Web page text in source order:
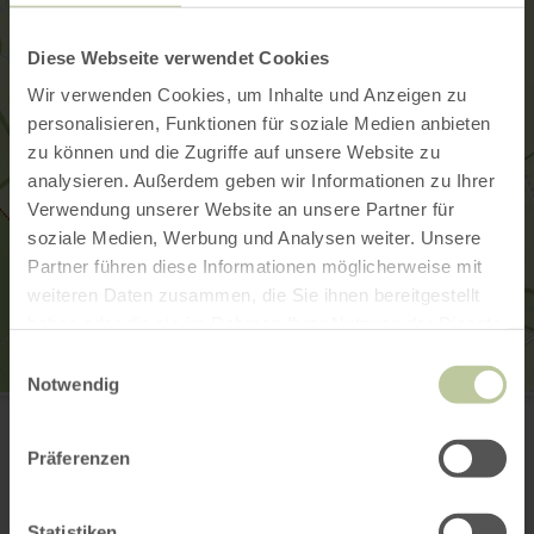
Diese Webseite verwendet Cookies
Wir verwenden Cookies, um Inhalte und Anzeigen zu
personalisieren, Funktionen für soziale Medien anbieten
zu können und die Zugriffe auf unsere Website zu
analysieren. Außerdem geben wir Informationen zu Ihrer
Verwendung unserer Website an unsere Partner für
soziale Medien, Werbung und Analysen weiter. Unsere
Partner führen diese Informationen möglicherweise mit
weiteren Daten zusammen, die Sie ihnen bereitgestellt
Notwendig
Präferenzen
(0049)2447 1493